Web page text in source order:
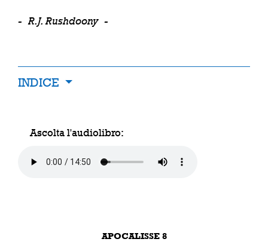
- R.J. Rushdoony -
INDICE
Ascolta l'audiolibro:
APOCALISSE 8